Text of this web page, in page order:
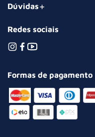
Dúvidas
Redes sociais
Formas de pagamento